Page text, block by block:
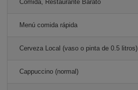
Comida, Restaurante Barato
Menú comida rápida
Cerveza Local (vaso o pinta de 0.5 litros)
Cappuccino (normal)